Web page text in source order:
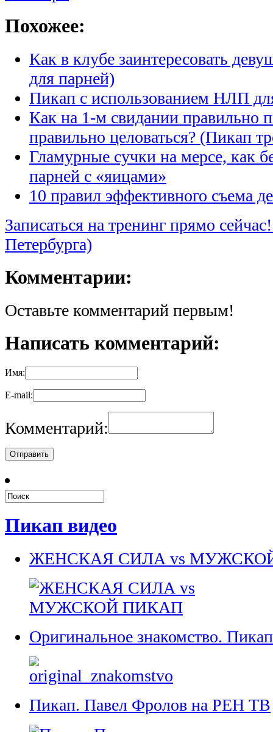
Похожее:
Как в клубе заинтересовать
для парней)
Пикап с использованием НЛП
Как на 1-м свидании правильно
правильно целоваться? (Пикап
Гламурные сучки на мерсе, как
парней с «яицами»
10 правил эффективного съема
Записаться на тренинг прямо
Петербурга)
Комментарии:
Оставьте комментарий первым!
Написать комментарий:
Имя:
E-mail:
Комментарий:
Пикап видео
ЖЕНСКАЯ СИЛА vs
Оригинальное знакомство.
Пикап. Павел Фролов на РЕН ТВ